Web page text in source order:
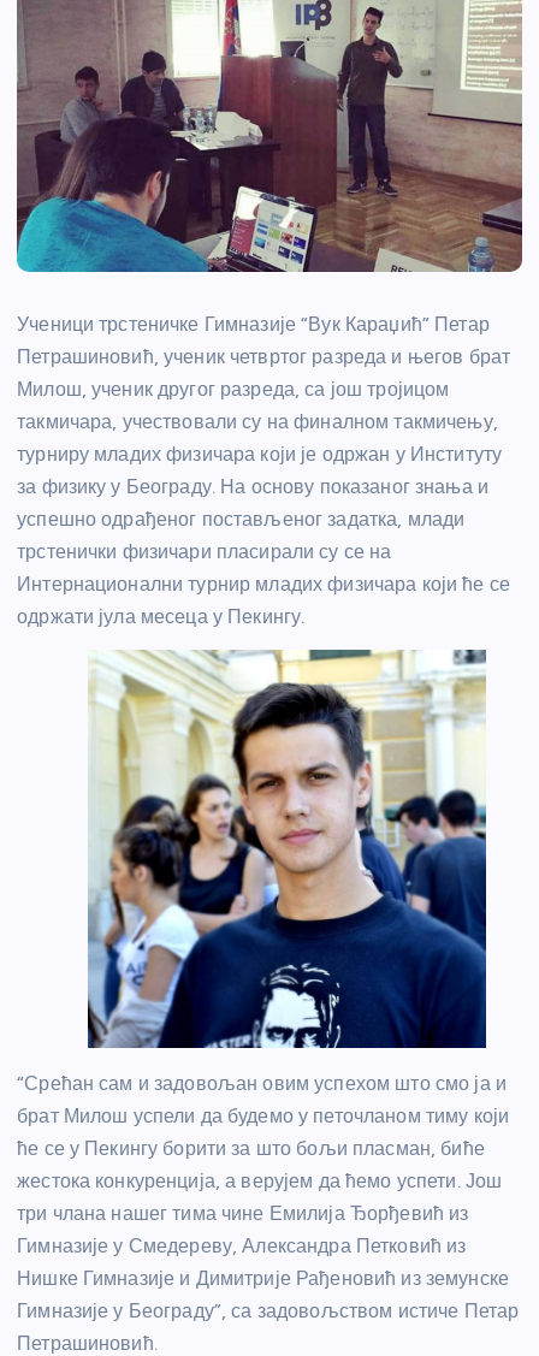
Ученици трстеничке Гимназије “Вук Караџић” Петар
Петрашиновић, ученик четвртог разреда и његов брат
Милош, ученик другог разреда, са још тројицом
такмичара, учествовали су на финалном такмичењу,
турниру младих физичара који је одржан у Институту
за физику у Београду. На основу показаног знања и
успешно одрађеног постављеног задатка, млади
трстенички физичари пласирали су се на
Интернационални турнир младих физичара који ће се
одржати јула месеца у Пекингу.
“Срећан сам и задовољан овим успехом што смо ја и
брат Милош успели да будемо у петочланом тиму који
ће се у Пекингу борити за што бољи пласман, биће
жестока конкуренција, а верујем да ћемо успети. Још
три члана нашег тима чине Емилија Ђорђевић из
Гимназије у Смедереву, Александра Петковић из
Нишке Гимназије и Димитрије Рађеновић из земунске
Гимназије у Београду”, са задовољством истиче Петар
Петрашиновић.